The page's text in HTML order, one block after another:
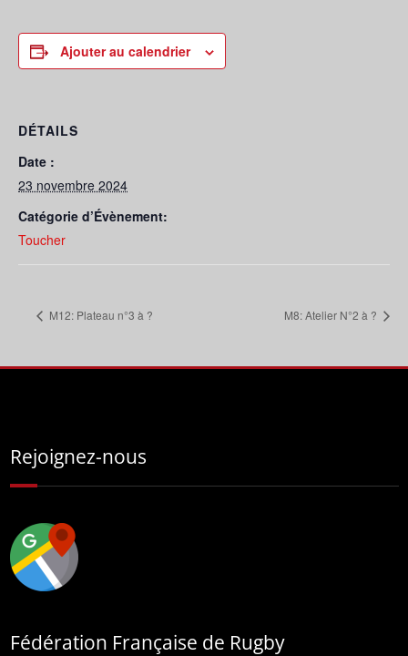
Ajouter au calendrier
DÉTAILS
Date :
23 novembre 2024
Catégorie d’Évènement:
Toucher
M12: Plateau n°3 à ? M8: Atelier N°2 à ?
Rejoignez-nous
Fédération Française de Rugby